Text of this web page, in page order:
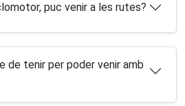
puc venir a les rutes?
de tenir per poder venir amb